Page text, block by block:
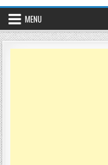
MENU